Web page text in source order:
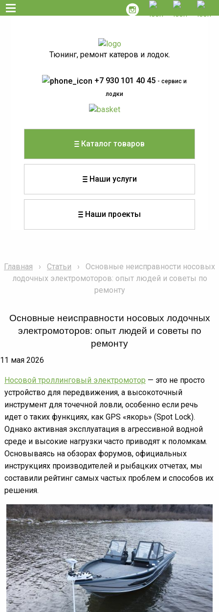
Тюнинг, ремонт катеров и лодок.
+7 930 101 40 45 - сервис и
лодки
Каталог товаров
Наши услуги
Наши проекты
Главная Статьи
Основные неисправности носовых
лодочных электромоторов: опыт людей и советы по
ремонту
Основные неисправности носовых лодочных
электромоторов: опыт людей и советы по
ремонту
11 мая 2026
Носовой троллинговый электромотор — это не просто
устройство для передвижения, а высокоточный
инструмент для точечной ловли, особенно если речь
идет о таких функциях, как GPS «якорь» (Spot Lock).
Однако активная эксплуатация в агрессивной водной
среде и высокие нагрузки часто приводят к поломкам.
Основываясь на обзорах форумов, официальных
инструкциях производителей и рыбацких отчетах, мы
составили рейтинг самых частых проблем и способов их
решения.